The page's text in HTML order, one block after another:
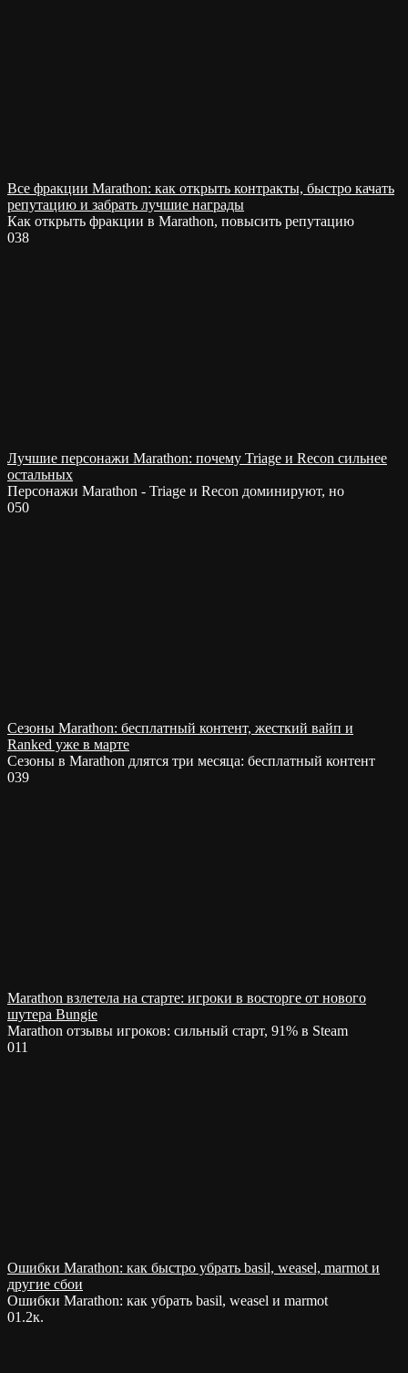
Все фракции Marathon: как открыть контракты, быстро качать
репутацию и забрать лучшие награды
Как открыть фракции в Marathon, повысить репутацию
038
Лучшие персонажи Marathon: почему Triage и Recon сильнее
остальных
Персонажи Marathon - Triage и Recon доминируют, но
050
Сезоны Marathon: бесплатный контент, жесткий вайп и
Ranked уже в марте
Сезоны в Marathon длятся три месяца: бесплатный контент
039
Marathon взлетела на старте: игроки в восторге от нового
шутера Bungie
Marathon отзывы игроков: сильный старт, 91% в Steam
011
Ошибки Marathon: как быстро убрать basil, weasel, marmot и
другие сбои
Ошибки Marathon: как убрать basil, weasel и marmot
01.2к.